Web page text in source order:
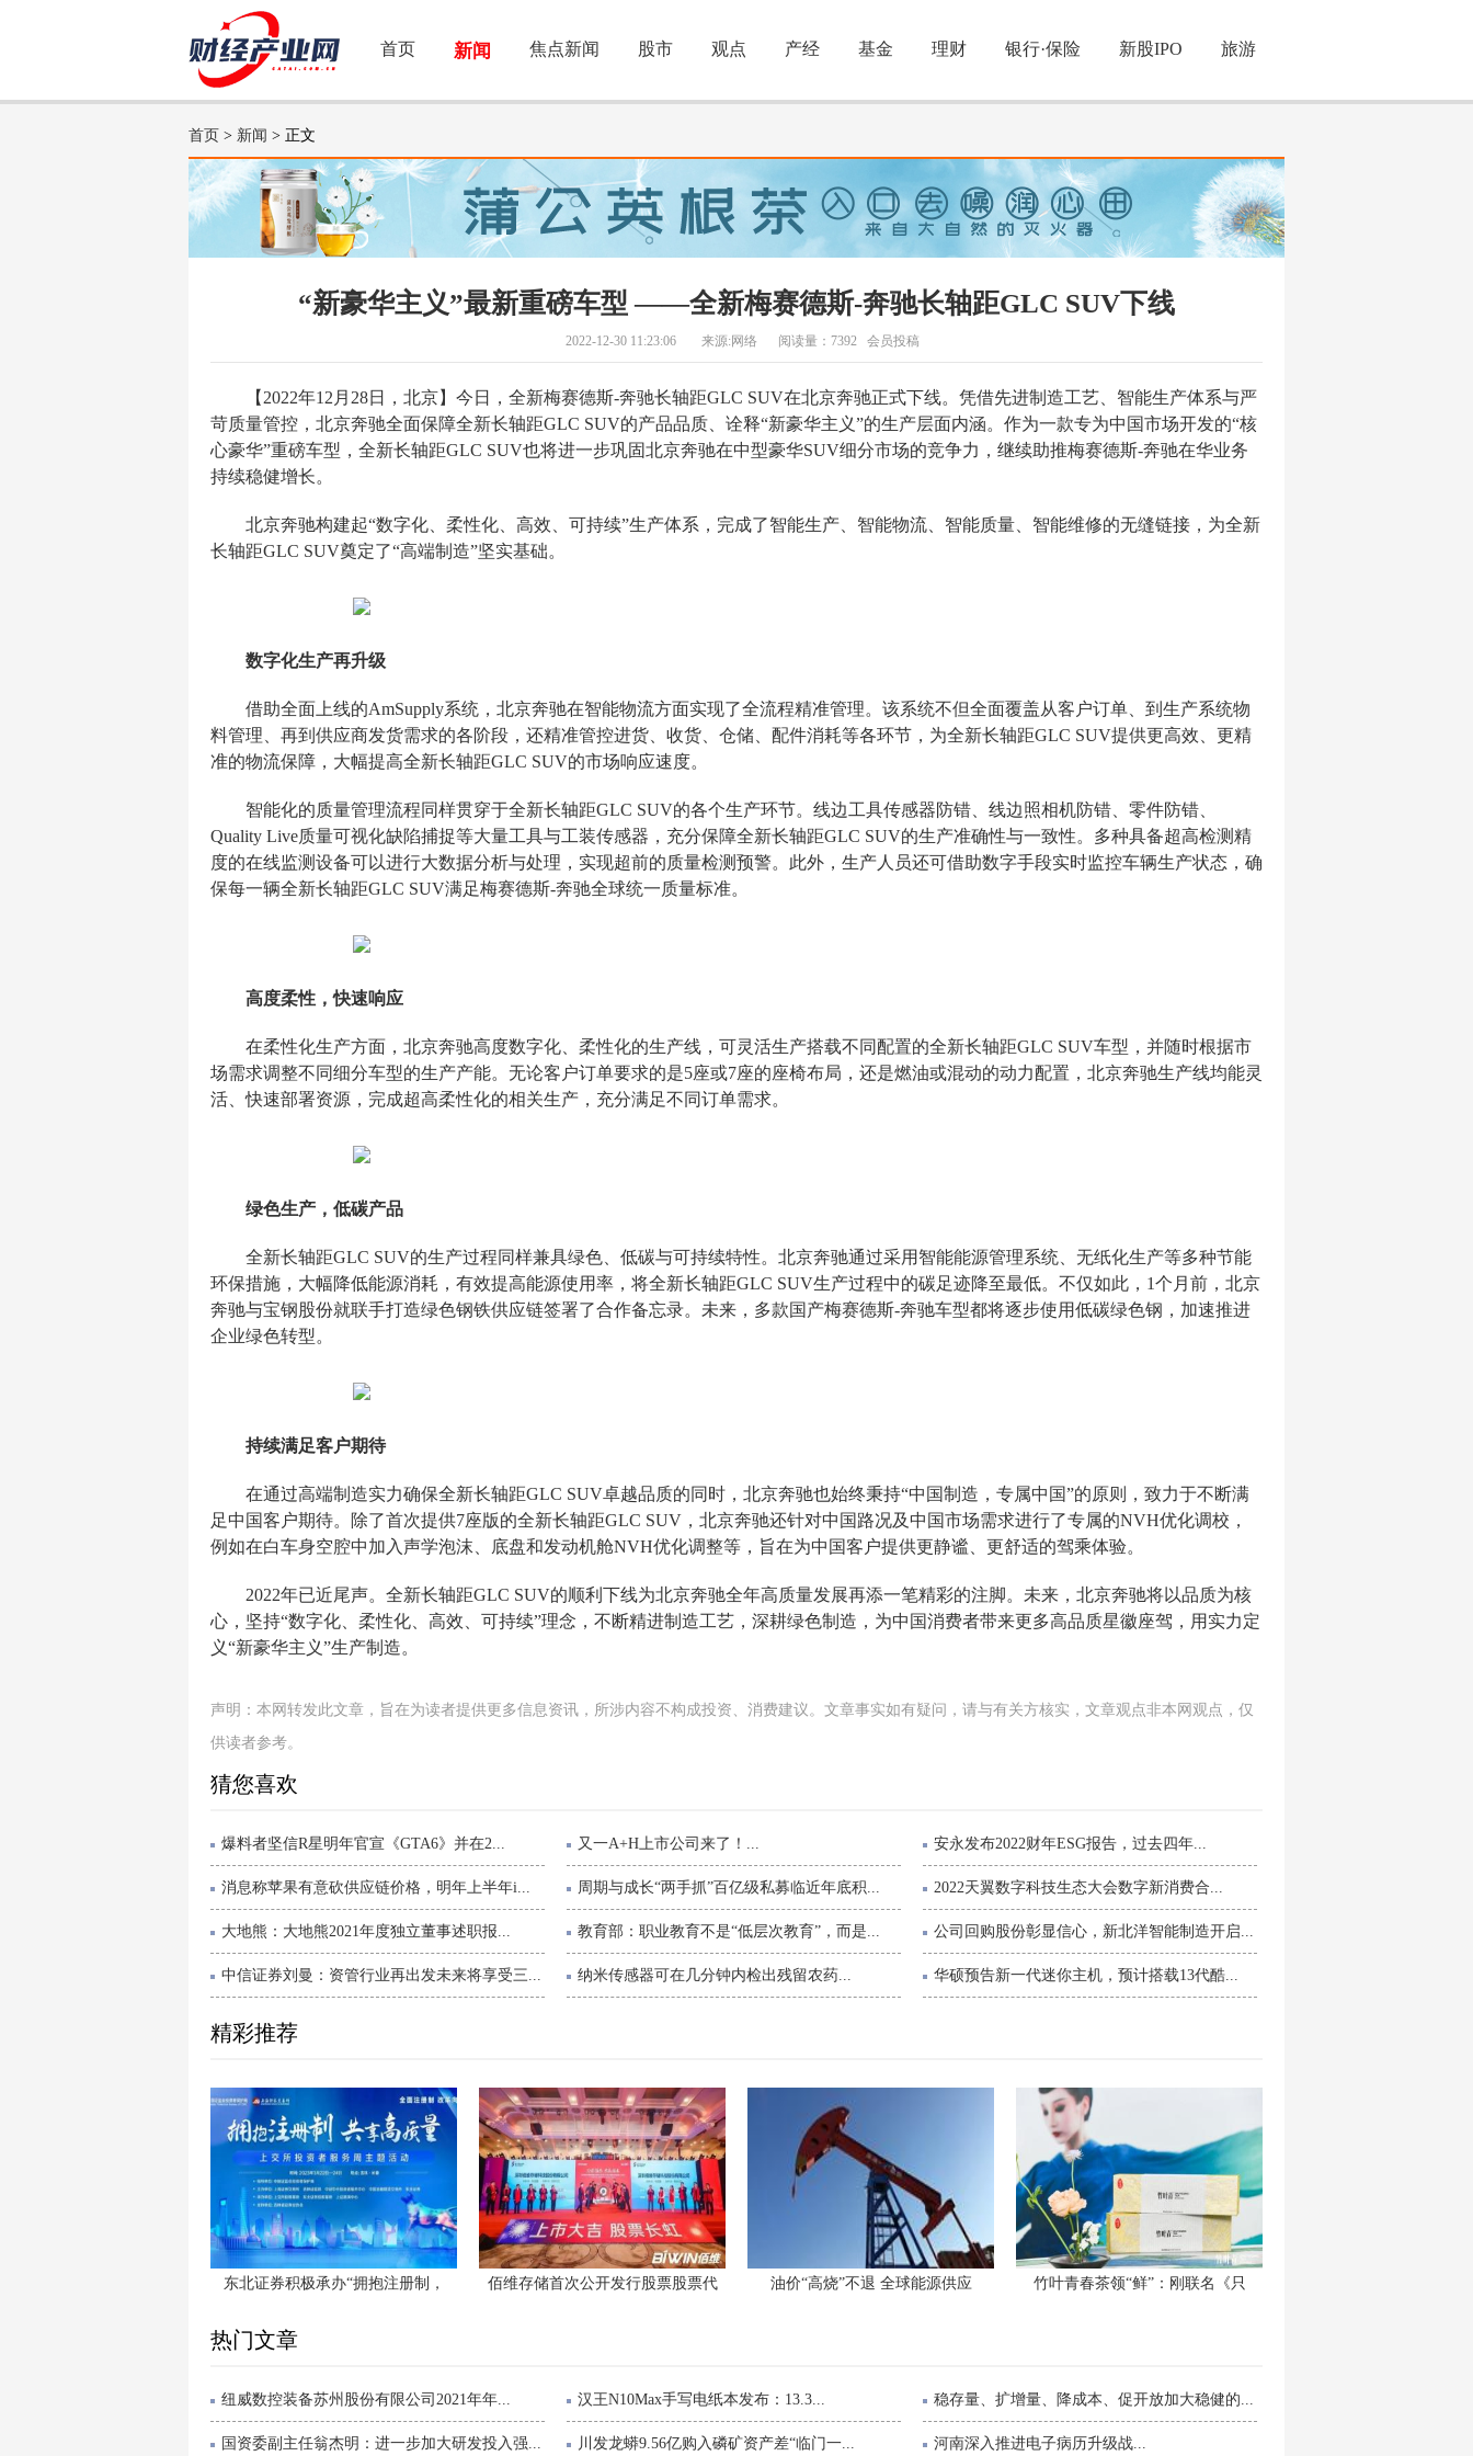
首页 新闻 焦点新闻 股市 观点 产经 基金 理财 银行·保险 新股IPO 旅游
首页 > 新闻 > 正文
“新豪华主义”最新重磅车型 ——全新梅赛德斯-奔驰长轴距GLC SUV下线
2022-12-30 11:23:06 来源:网络 阅读量：7392 会员投稿
【2022年12月28日，北京】今日，全新梅赛德斯-奔驰长轴距GLC SUV在北京奔驰正式下线。凭借先进制造工艺、智能生产体系与严
苛质量管控，北京奔驰全面保障全新长轴距GLC SUV的产品品质、诠释“新豪华主义”的生产层面内涵。作为一款专为中国市场开发的“核
心豪华”重磅车型，全新长轴距GLC SUV也将进一步巩固北京奔驰在中型豪华SUV细分市场的竞争力，继续助推梅赛德斯-奔驰在华业务
持续稳健增长。
北京奔驰构建起“数字化、柔性化、高效、可持续”生产体系，完成了智能生产、智能物流、智能质量、智能维修的无缝链接，为全新
长轴距GLC SUV奠定了“高端制造”坚实基础。
数字化生产再升级
借助全面上线的AmSupply系统，北京奔驰在智能物流方面实现了全流程精准管理。该系统不但全面覆盖从客户订单、到生产系统物
料管理、再到供应商发货需求的各阶段，还精准管控进货、收货、仓储、配件消耗等各环节，为全新长轴距GLC SUV提供更高效、更精
准的物流保障，大幅提高全新长轴距GLC SUV的市场响应速度。
智能化的质量管理流程同样贯穿于全新长轴距GLC SUV的各个生产环节。线边工具传感器防错、线边照相机防错、零件防错、
Quality Live质量可视化缺陷捕捉等大量工具与工装传感器，充分保障全新长轴距GLC SUV的生产准确性与一致性。多种具备超高检测精
度的在线监测设备可以进行大数据分析与处理，实现超前的质量检测预警。此外，生产人员还可借助数字手段实时监控车辆生产状态，确
保每一辆全新长轴距GLC SUV满足梅赛德斯-奔驰全球统一质量标准。
高度柔性，快速响应
在柔性化生产方面，北京奔驰高度数字化、柔性化的生产线，可灵活生产搭载不同配置的全新长轴距GLC SUV车型，并随时根据市
场需求调整不同细分车型的生产产能。无论客户订单要求的是5座或7座的座椅布局，还是燃油或混动的动力配置，北京奔驰生产线均能灵
活、快速部署资源，完成超高柔性化的相关生产，充分满足不同订单需求。
绿色生产，低碳产品
全新长轴距GLC SUV的生产过程同样兼具绿色、低碳与可持续特性。北京奔驰通过采用智能能源管理系统、无纸化生产等多种节能
环保措施，大幅降低能源消耗，有效提高能源使用率，将全新长轴距GLC SUV生产过程中的碳足迹降至最低。不仅如此，1个月前，北京
奔驰与宝钢股份就联手打造绿色钢铁供应链签署了合作备忘录。未来，多款国产梅赛德斯-奔驰车型都将逐步使用低碳绿色钢，加速推进
企业绿色转型。
持续满足客户期待
在通过高端制造实力确保全新长轴距GLC SUV卓越品质的同时，北京奔驰也始终秉持“中国制造，专属中国”的原则，致力于不断满
足中国客户期待。除了首次提供7座版的全新长轴距GLC SUV，北京奔驰还针对中国路况及中国市场需求进行了专属的NVH优化调校，
例如在白车身空腔中加入声学泡沫、底盘和发动机舱NVH优化调整等，旨在为中国客户提供更静谧、更舒适的驾乘体验。
2022年已近尾声。全新长轴距GLC SUV的顺利下线为北京奔驰全年高质量发展再添一笔精彩的注脚。未来，北京奔驰将以品质为核
心，坚持“数字化、柔性化、高效、可持续”理念，不断精进制造工艺，深耕绿色制造，为中国消费者带来更多高品质星徽座驾，用实力定
义“新豪华主义”生产制造。
声明：本网转发此文章，旨在为读者提供更多信息资讯，所涉内容不构成投资、消费建议。文章事实如有疑问，请与有关方核实，文章观点非本网观点，仅
供读者参考。
猜您喜欢
爆料者坚信R星明年官宣《GTA6》并在2... 又一A+H上市公司来了！... 安永发布2022财年ESG报告，过去四年...
消息称苹果有意砍供应链价格，明年上半年i... 周期与成长“两手抓”百亿级私募临近年底积... 2022天翼数字科技生态大会数字新消费合...
大地熊：大地熊2021年度独立董事述职报... 教育部：职业教育不是“低层次教育”，而是... 公司回购股份彰显信心，新北洋智能制造开启...
中信证券刘曼：资管行业再出发未来将享受三... 纳米传感器可在几分钟内检出残留农药... 华硕预告新一代迷你主机，预计搭载13代酷...
精彩推荐
东北证券积极承办“拥抱注册制， 佰维存储首次公开发行股票股票代 油价“高烧”不退 全球能源供应 竹叶青春茶领“鲜”：刚联名《只
热门文章
纽威数控装备苏州股份有限公司2021年年... 汉王N10Max手写电纸本发布：13.3... 稳存量、扩增量、降成本、促开放加大稳健的...
国资委副主任翁杰明：进一步加大研发投入强... 川发龙蟒9.56亿购入磷矿资产差“临门一... 河南深入推进电子病历升级战...